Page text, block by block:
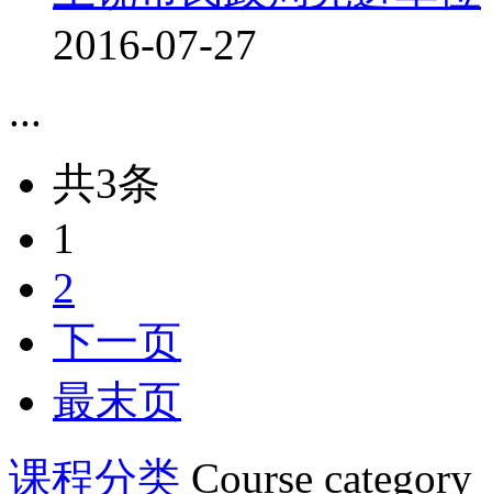
2016-07-27
...
共3条
1
2
下一页
最末页
课程分类 Course category